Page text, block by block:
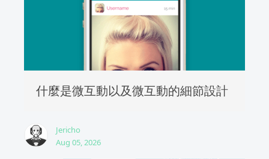
什麼是微互動以及微互動的細節設計
Jericho
Aug 05, 2026